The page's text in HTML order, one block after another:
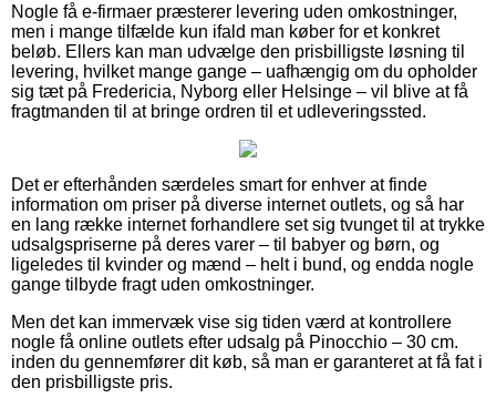
Nogle få e-firmaer præsterer levering uden omkostninger,
men i mange tilfælde kun ifald man køber for et konkret
beløb. Ellers kan man udvælge den prisbilligste løsning til
levering, hvilket mange gange – uafhængig om du opholder
sig tæt på Fredericia, Nyborg eller Helsinge – vil blive at få
fragtmanden til at bringe ordren til et udleveringssted.
Det er efterhånden særdeles smart for enhver at finde
information om priser på diverse internet outlets, og så har
en lang række internet forhandlere set sig tvunget til at trykke
udsalgspriserne på deres varer – til babyer og børn, og
ligeledes til kvinder og mænd – helt i bund, og endda nogle
gange tilbyde fragt uden omkostninger.
Men det kan immervæk vise sig tiden værd at kontrollere
nogle få online outlets efter udsalg på Pinocchio – 30 cm.
inden du gennemfører dit køb, så man er garanteret at få fat i
den prisbilligste pris.